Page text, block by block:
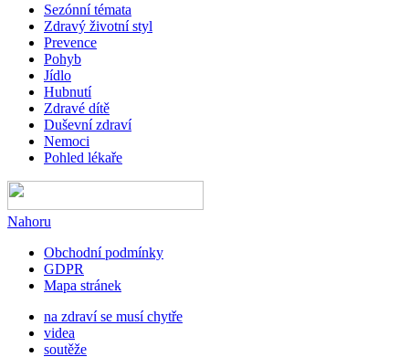
Sezónní témata
Zdravý životní styl
Prevence
Pohyb
Jídlo
Hubnutí
Zdravé dítě
Duševní zdraví
Nemoci
Pohled lékaře
Nahoru
Obchodní podmínky
GDPR
Mapa stránek
na zdraví se musí chytře
videa
soutěže